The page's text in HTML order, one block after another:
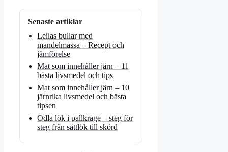
Senaste artiklar
Leilas bullar med
mandelmassa – Recept och
jämförelse
Mat som innehåller järn – 11
bästa livsmedel och tips
Mat som innehåller järn – 10
järnrika livsmedel och bästa
tipsen
Odla lök i pallkrage – steg för
steg från sättlök till skörd